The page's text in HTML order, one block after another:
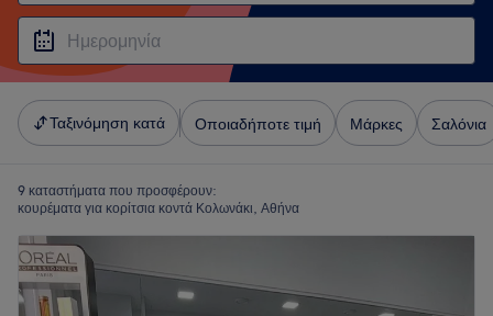
Ταξινόμηση κατά Οποιαδήποτε τιμή Μάρκες Σαλόνια
9 καταστήματα που προσφέρουν:
κουρέματα για κορίτσια κοντά Κολωνάκι, Αθήνα